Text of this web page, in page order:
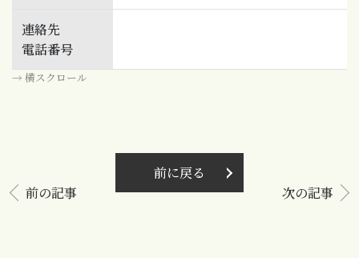
連絡先
電話番号
→ 横スクロール
前に戻る
前の記事
次の記事